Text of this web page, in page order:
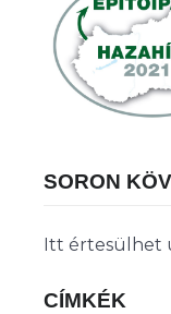
SORON
Itt értesülhet
CÍMKÉK